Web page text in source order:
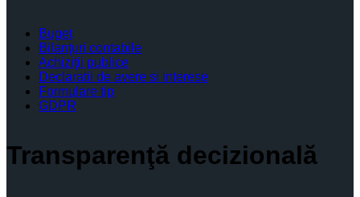
Buget
Bilanţuri contabile
Achiziţii publice
Declaratii de avere si interese
Formulare tip
GDPR
Transparenţă decizională